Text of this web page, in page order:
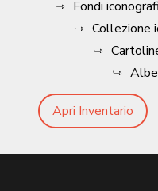
Fondi
Collezione
Apri Inventario